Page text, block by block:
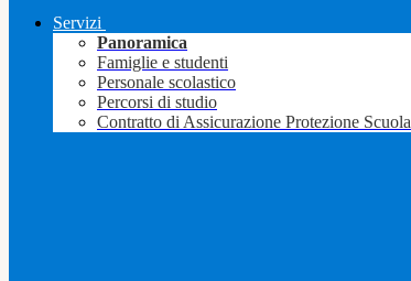
Servizi
Panoramica
Famiglie e studenti
Personale scolastico
Percorsi di studio
Contratto di Assicurazione Protezione Scuola